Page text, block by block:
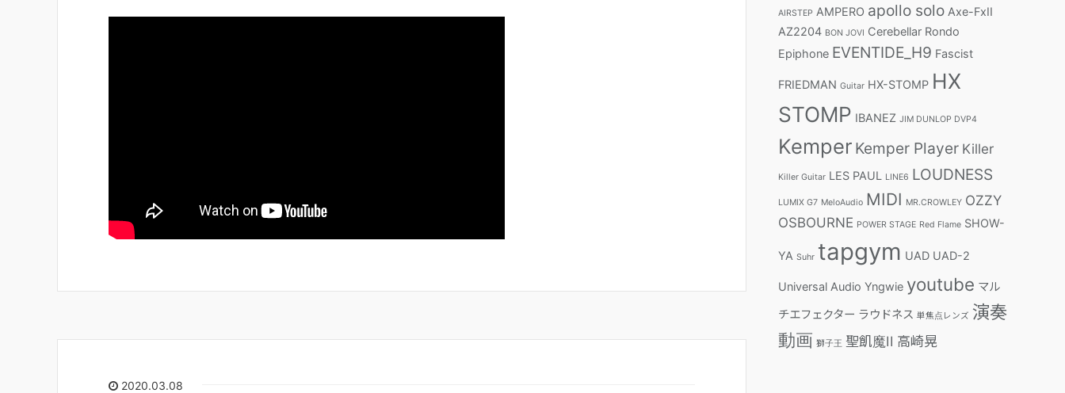
2020.03.08
AIRSTEP AMPERO apollo solo Axe-FxII
AZ2204 BON JOVI Cerebellar Rondo
Epiphone EVENTIDE_H9 Fascist
FRIEDMAN Guitar HX-STOMP HX
STOMP IBANEZ JIM DUNLOP DVP4
Kemper Kemper Player Killer
Killer Guitar LES PAUL LINE6 LOUDNESS
LUMIX G7 MeloAudio MIDI MR.CROWLEY OZZY
OSBOURNE POWER STAGE Red Flame SHOW-
YA Suhr tapgym UAD UAD-2
Universal Audio Yngwie youtube マル
チエフェクター ラウドネス 単焦点レンズ 演奏
動画 獅子王 聖飢魔II 高崎晃